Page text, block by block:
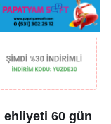
ehliyeti 60 gün